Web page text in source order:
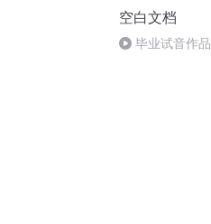
空白文档
毕业试音作品